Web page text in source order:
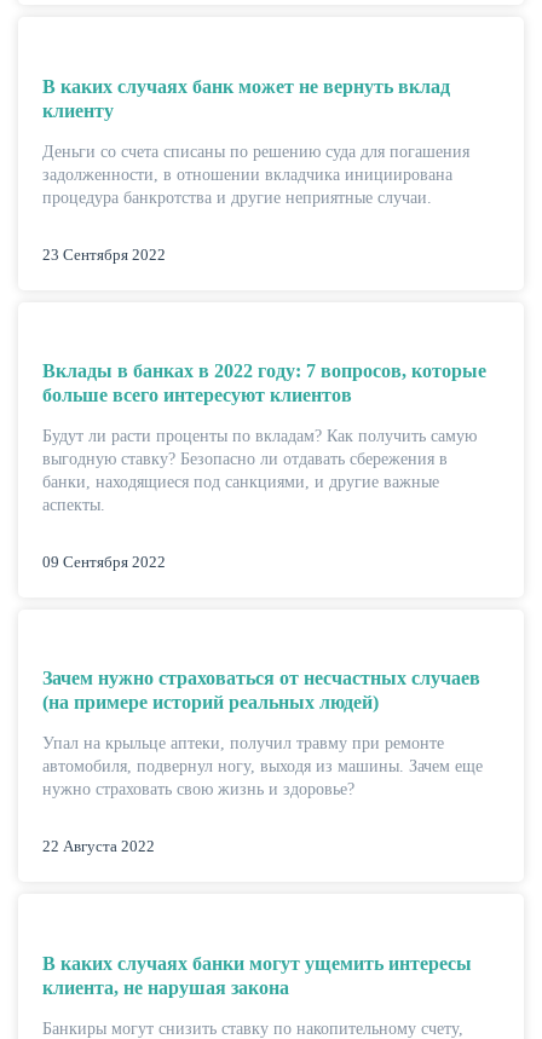
В каких случаях банк может не вернуть вклад
клиенту
Деньги со счета списаны по решению суда для погашения
задолженности, в отношении вкладчика инициирована
процедура банкротства и другие неприятные случаи.
23 Сентября 2022
Вклады в банках в 2022 году: 7 вопросов, которые
больше всего интересуют клиентов
Будут ли расти проценты по вкладам? Как получить самую
выгодную ставку? Безопасно ли отдавать сбережения в
банки, находящиеся под санкциями, и другие важные
аспекты.
09 Сентября 2022
Зачем нужно страховаться от несчастных случаев
(на примере историй реальных людей)
Упал на крыльце аптеки, получил травму при ремонте
автомобиля, подвернул ногу, выходя из машины. Зачем еще
нужно страховать свою жизнь и здоровье?
22 Августа 2022
В каких случаях банки могут ущемить интересы
клиента, не нарушая закона
Банкиры могут снизить ставку по накопительному счету,